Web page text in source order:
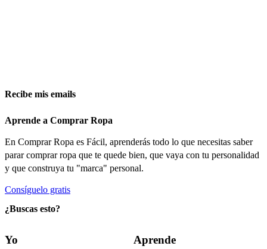
Recibe mis emails
Aprende a Comprar Ropa
En Comprar Ropa es Fácil, aprenderás todo lo que necesitas saber
parar comprar ropa que te quede bien, que vaya con tu personalidad
y que construya tu "marca" personal.
Consíguelo gratis
¿Buscas esto?
Yo Aprende